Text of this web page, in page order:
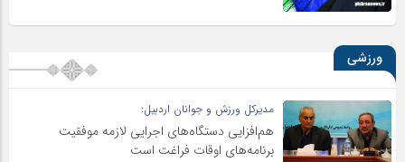
ورزشی
مدیرکل ورزش و جوانان اردبیل:
هم‌افزایی دستگاه‌های اجرایی لازمه موفقیت
برنامه‌های اوقات فراغت است